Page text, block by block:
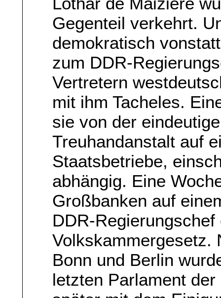
Gegenteil verkehrt.
demokratisch
zum DDR-
Vertretern
mit ihm Tacheles.
sie von der
Treuhandanstalt auf
Staatsbetriebe,
abhängig. Eine
Großbanken auf
DDR-
Volkskammergesetz.
Bonn und Berlin
letzten Parlament